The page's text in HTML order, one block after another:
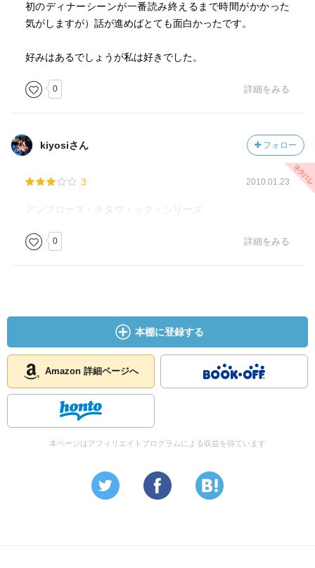
初のディナーシーンが一番読み終えるまで時間がかかった
気がしますが）話が進めばとても面白かったです。
好みはあるでしょうが私は好きでした。
0 詳細をみる
kiyosiさん フォロー
3 2010.01.23
アンブローズ・チタウィック・シリーズ
0 詳細をみる
本棚に登録する
Amazon 詳細ページへ
本ページはアフィリエイトプログラムによる収益を得ています